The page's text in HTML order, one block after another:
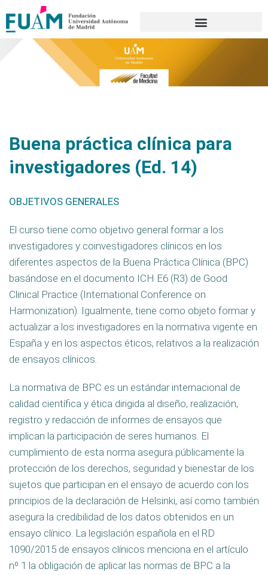
Buena práctica clínica para
investigadores (Ed. 14)
OBJETIVOS GENERALES
El curso tiene como objetivo general formar a los
investigadores y coinvestigadores clínicos en los
diferentes aspectos de la Buena Práctica Clínica (BPC)
basándose en el documento ICH E6 (R3) de Good
Clinical Practice (International Conference on
Harmonization). Igualmente, tiene como objeto formar y
actualizar a los investigadores en la normativa vigente en
España y en los aspectos éticos, relativos a la realización
de ensayos clínicos.
La normativa de BPC es un estándar internacional de
calidad científica y ética dirigida al diseño, realización,
registro y redacción de informes de ensayos que
implican la participación de seres humanos. El
cumplimiento de esta norma asegura públicamente la
protección de los derechos, seguridad y bienestar de los
sujetos que participan en el ensayo de acuerdo con los
principios de la declaración de Helsinki, así como también
asegura la credibilidad de los datos obtenidos en un
ensayo clínico. La legislación española en el RD
1090/2015 de ensayos clínicos menciona en el artículo
nº 1 la obligación de aplicar las normas de BPC a la